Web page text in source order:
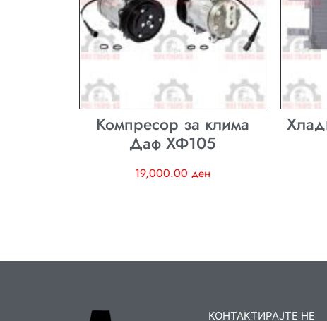
Компресор за клима
Даф ХФ105
19,000.00 ден
КОНТАКТИРАЈТЕ НЕ